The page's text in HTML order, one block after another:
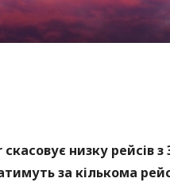
низку рейсів з
за кількома